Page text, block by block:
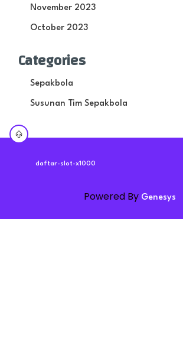
November 2023
October 2023
Categories
Sepakbola
Susunan Tim Sepakbola
daftar-slot-x1000
Powered By Genesys